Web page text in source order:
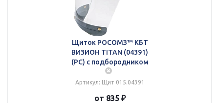
Щиток РОСОМЗ™ КБТ
ВИЗИОН TITAN (04391)
(PC) с подбородником
Артикул: Щит 015.04391
от 835 ₽